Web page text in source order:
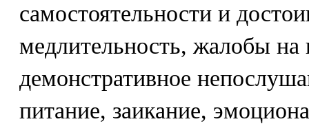
самостоятельности и
медлительность, жалобы на
демонстративное
питание, заикание,